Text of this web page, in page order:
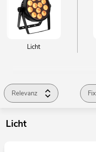
Licht
Relevanz
Licht